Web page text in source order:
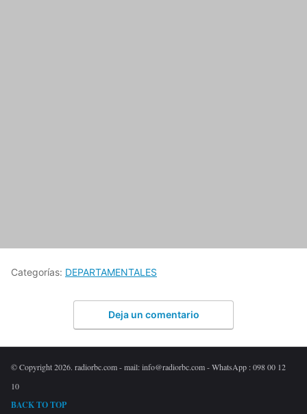
Categorías: DEPARTAMENTALES
Deja un comentario
© Copyright 2026. radiorbc.com - mail: info@radiorbc.com - WhatsApp : 098 00 12
10
BACK TO TOP